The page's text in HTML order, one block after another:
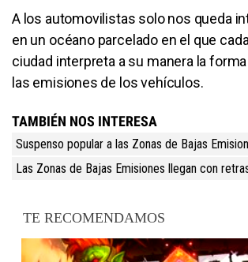
A los automovilistas solo nos queda
en un océano parcelado en el que
ciudad interpreta a su manera la
las emisiones de los vehículos.
TAMBIÉN NOS INTERESA
Suspenso popular a las Zonas de Bajas
Las Zonas de Bajas Emisiones llegan con
TE RECOMENDAMOS